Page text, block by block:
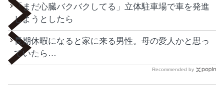
「まだ心臓バクバクしてる」立体駐車場で車を発進
しようとしたら
長期休暇になると家に来る男性。母の愛人かと思っ
ていたら…
Recommended by